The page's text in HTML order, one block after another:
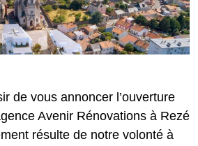
de vous annoncer l’ouverture
Avenir Rénovations à Rezé
résulte de notre volonté à